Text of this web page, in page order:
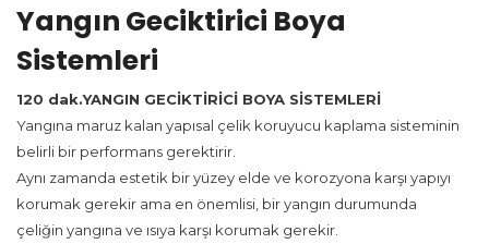
Yangın Geciktirici Boya
Sistemleri
120 dak.YANGIN GECİKTİRİCİ BOYA SİSTEMLERİ
Yangına maruz kalan yapısal çelik koruyucu kaplama sisteminin
belirli bir performans gerektirir.
Aynı zamanda estetik bir yüzey elde ve korozyona karşı yapıyı
korumak gerekir ama en önemlisi, bir yangın durumunda
çeliğin yangına ve ısıya karşı korumak gerekir.